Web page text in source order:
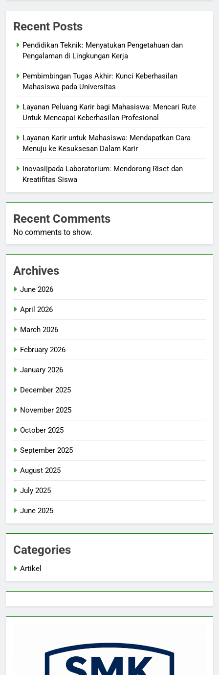
Recent Posts
Pendidikan Teknik: Menyatukan Pengetahuan dan
Pengalaman di Lingkungan Kerja
Pembimbingan Tugas Akhir: Kunci Keberhasilan
Mahasiswa pada Universitas
Layanan Peluang Karir bagi Mahasiswa: Mencari Rute
Untuk Mencapai Keberhasilan Profesional
Layanan Karir untuk Mahasiswa: Mendapatkan Cara
Menuju ke Kesuksesan Dalam Karir
Inovasi|pada Laboratorium: Mendorong Riset dan
Kreatifitas Siswa
Recent Comments
No comments to show.
Archives
June 2026
April 2026
March 2026
February 2026
January 2026
December 2025
November 2025
October 2025
September 2025
August 2025
July 2025
June 2025
Categories
Artikel